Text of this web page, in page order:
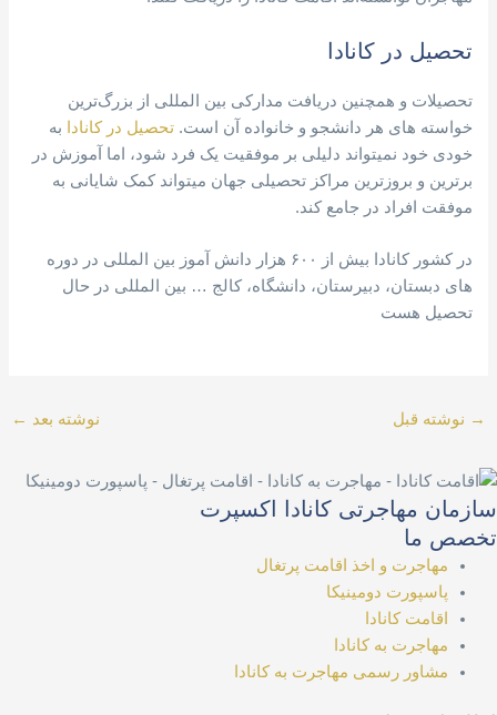
تحصیل در کانادا
تحصیلات و همچنین دریافت مدارکی بین المللی از بزرگ‌ترین
خواسته های هر دانشجو و خانواده آن است.تحصیل در کانادا
به
خودی خود نمیتواند دلیلی بر موفقیت یک فرد شود، اما آموزش در
برترین و بروزترین مراکز تحصیلی جهان میتواند کمک شایانی به
موفقت افراد در جامع کند.
در کشور کانادا بیش از ۶۰۰ هزار دانش آموز بین المللی در دوره
های دبستان، دبیرستان، دانشگاه، کالج … بین المللی در حال
تحصیل هست
→ نوشته قبل نوشته بعد ←
سازمان مهاجرتی کانادا اکسپرت
تخصص ما
مهاجرت و اخذ اقامت پرتغال
پاسپورت دومینیکا
اقامت کانادا
مهاجرت به کانادا
مشاور رسمی مهاجرت به کانادا